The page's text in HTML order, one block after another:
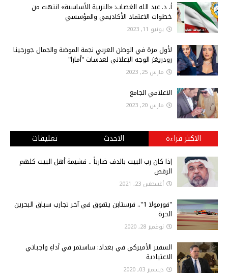
أ‌. د. عبد الله الغصاب: «التربية الأساسية» انتهت من
خطوات الاعتماد الأكاديمي والمؤسسي
يونيو 11, 2023
لأول مرة في الوطن العربي نجمة الموضة والجمال جورجينا
رودريغز الوجه الإعلاني لعدسات "أمارا"
مارس 25, 2023
الاعلامي الجامع
مارس 20, 2023
الاكثر قراءة الاحدث تعليقات
إذا كان رب البيت بالدف ضارباً .. فشيمة أهل البيت كلهم
الرقص
أغسطس 23, 2021
"فورمولا 1".. فرستابن يتفوق في آخر تجارب سباق البحرين
الحرة
نوفمبر 28, 2020
السفير الأميركي في بغداد: ساستمر في أداءِ واجباتي
الاعتيادية
ديسمبر 03, 2020